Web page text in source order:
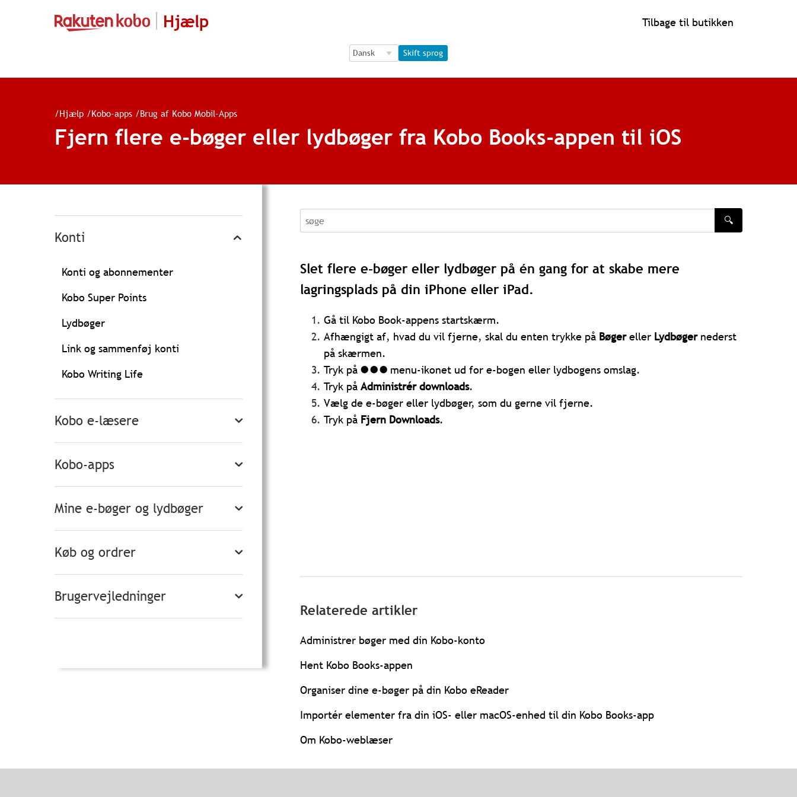
Hjælp Tilbage til butikken
Language Selection
Language Selection
Skift sprog
/Hjælp /Kobo-apps /Brug af Kobo Mobil-Apps
Fjern flere e-bøger eller lydbøger fra Kobo Books-appen til iOS
Konti
Konti og abonnementer
Kobo Super Points
Lydbøger
Link og sammenføj konti
Kobo Writing Life
Kobo e-læsere
Kobo-apps
Mine e-bøger og lydbøger
Køb og ordrer
Brugervejledninger
søge
🔍
Slet flere e-bøger eller lydbøger på én gang for at skabe mere
lagringsplads på din iPhone eller iPad.
Gå til Kobo Book-appens startskærm.
Afhængigt af, hvad du vil fjerne, skal du enten trykke på Bøgereller Lydbøgernederst
på skærmen.
Tryk på
menu-ikonet ud for e-bogen eller lydbogens omslag.
Tryk på Administrér downloads.
Vælg de e-bøger eller lydbøger, som du gerne vil fjerne.
Tryk på Fjern Downloads.
Relaterede artikler
Administrer bøger med din Kobo-konto
Hent Kobo Books-appen
Organiser dine e-bøger på din Kobo eReader
Importér elementer fra din iOS- eller macOS-enhed til din Kobo Books-app
Om Kobo-weblæser